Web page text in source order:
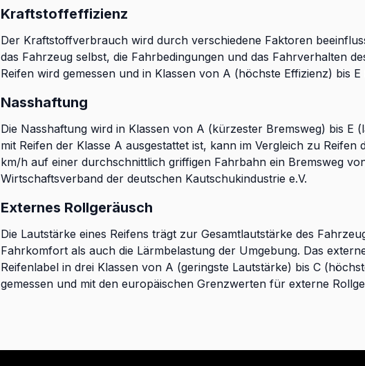
Kraftstoffeffizienz
Der Kraftstoffverbrauch wird durch verschiedene Faktoren
das Fahrzeug selbst, die Fahrbedingungen und das Fahrverhalten
Reifen wird gemessen und in Klassen von A (höchste Effizienz) bis
Nasshaftung
Die Nasshaftung wird in Klassen von A (kürzester Bremsweg) bis E
mit Reifen der Klasse A ausgestattet ist, kann im Vergleich zu
km/h auf einer durchschnittlich griffigen Fahrbahn ein Bremsweg
Wirtschaftsverband der deutschen Kautschukindustrie e.V.
Externes Rollgeräusch
Die Lautstärke eines Reifens trägt zur Gesamtlautstärke des
Fahrkomfort als auch die Lärmbelastung der Umgebung. Das
Reifenlabel in drei Klassen von A (geringste Lautstärke) bis C
gemessen und mit den europäischen Grenzwerten für externe